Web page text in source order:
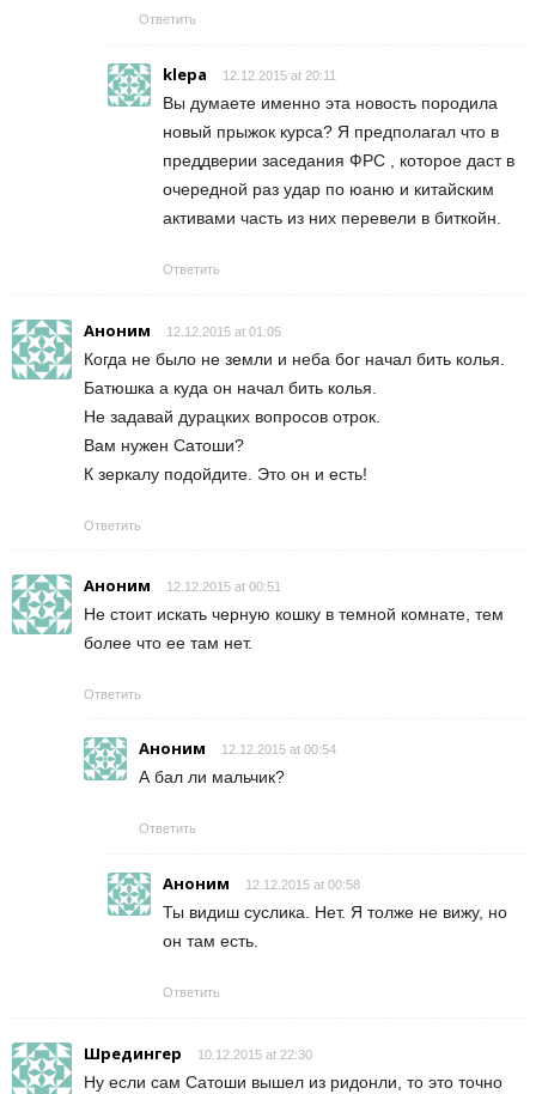
Ответить
klepa 12.12.2015 at 20:11
Вы думаете именно эта новость породила
новый прыжок курса? Я предполагал что в
преддверии заседания ФРС , которое даст в
очередной раз удар по юаню и китайским
активами часть из них перевели в биткойн.
Ответить
Аноним 12.12.2015 at 01:05
Когда не было не земли и неба бог начал бить колья.
Батюшка а куда он начал бить колья.
Не задавай дурацких вопросов отрок.
Вам нужен Сатоши?
К зеркалу подойдите. Это он и есть!
Ответить
Аноним 12.12.2015 at 00:51
Не стоит искать черную кошку в темной комнате, тем
более что ее там нет.
Ответить
Аноним 12.12.2015 at 00:54
А бал ли мальчик?
Ответить
Аноним 12.12.2015 at 00:58
Ты видиш суслика. Нет. Я толже не вижу, но
он там есть.
Ответить
Шредингер 10.12.2015 at 22:30
Ну если сам Сатоши вышел из ридонли, то это точно